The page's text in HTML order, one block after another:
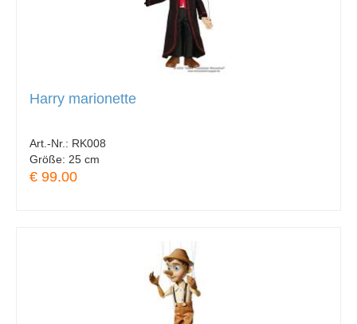
Harry marionette
Art.-Nr.: RK008
Größe: 25 cm
€ 99.00